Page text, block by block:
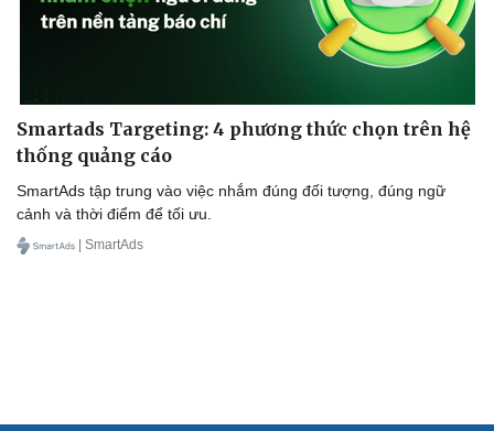
Smartads Targeting: 4 phương thức chọn trên hệ
thống quảng cáo
SmartAds tập trung vào việc nhắm đúng đối tượng, đúng ngữ
cảnh và thời điểm để tối ưu.
| SmartAds